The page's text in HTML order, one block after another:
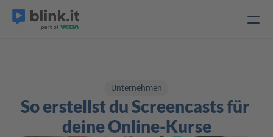
Unternehmen
So erstellst du Screencasts für
deine Online-Kurse